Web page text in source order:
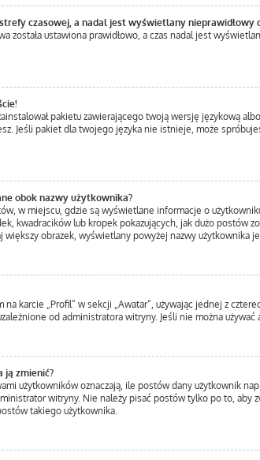
czasowej, a nadal jest wyświetlany nieprawidłowy
została ustawiona prawidłowo, a czas nadal jest
pakietu zawierającego twoją wersję językową
Jeśli pakiet dla twojego języka nie istnieje, może
obok nazwy użytkownika?
w miejscu, gdzie są wyświetlane informacje o
kwadracików lub kropek pokazujących, jak dużo postów
większy obrazek, wyświetlany powyżej nazwy
na karcie „Profil” w sekcji „Awatar”, używając jednej z
od administratora witryny. Jeśli nie można
ją zmienić?
użytkowników oznaczają, ile postów dany użytkownik
witryny. Nie należy pisać postów tylko po to,
takiego użytkownika.